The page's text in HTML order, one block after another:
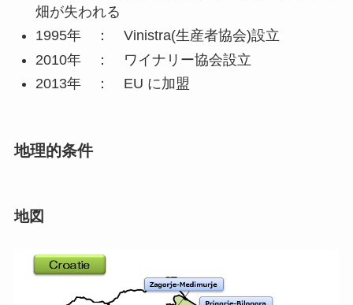
畑が失われる
1995年 ： Vinistra(生産者協会)設立
2010年 ： ワイナリー協会設立
2013年 ： EU に加盟
地理的条件
地図